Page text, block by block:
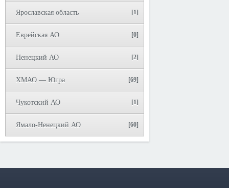
Ярославская область [1]
Еврейская АО [0]
Ненецкий АО [2]
ХМАО — Югра [69]
Чукотский АО [1]
Ямало-Ненецкий АО [60]